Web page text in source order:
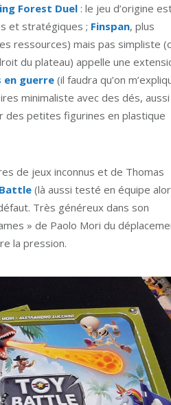
Forest Duel : le jeu d’origine
et stratégiques ; Finspan, plus
ressources) mais pas simpliste
du plateau) appelle une
en guerre (il faudra qu’on
minimaliste avec des dés, aussi
des petites figurines en plastique
de jeux inconnus et de Thomas
(là aussi testé en équipe
Très généreux dans son
» de Paolo Mori du
la pression.